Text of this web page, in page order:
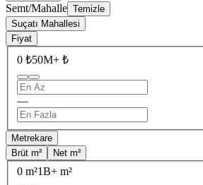
Semt/Mahalle Temizle
Suçatı Mahallesi
Fiyat
0 ₺50M+ ₺
—
Metrekare
Brüt m²
Net m²
0 m²1B+ m²